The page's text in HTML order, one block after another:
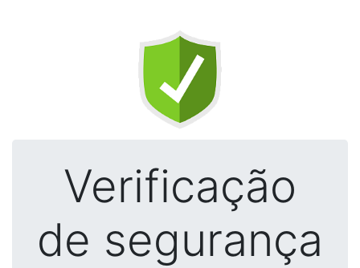
Verificação
de segurança